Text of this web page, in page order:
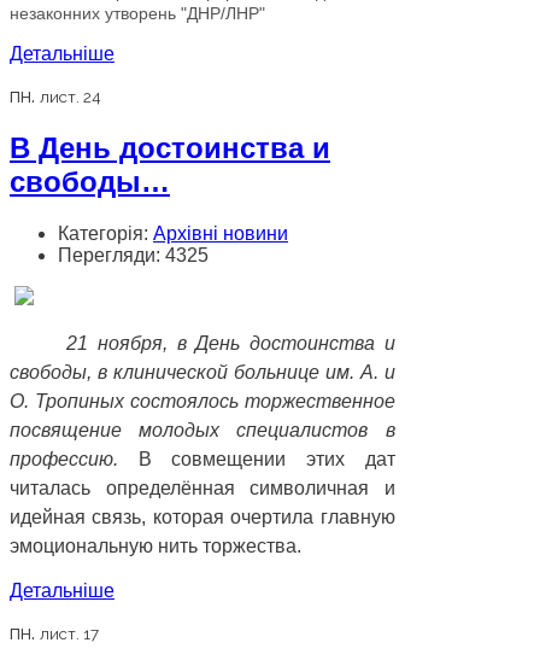
незаконних утворень "ДНР/ЛНР"
Детальніше
пн. лист. 24
В День достоинства и
свободы…
Категорія: Архівні новини
Перегляди: 4325
21 ноября, в День достоинства и
свободы, в клинической больнице им. А. и
О. Тропиных состоялось торжественное
посвящение молодых специалистов в
профессию. В совмещении этих дат
читалась определённая символичная и
идейная связь, которая очертила главную
эмоциональную нить торжества.
Детальніше
пн. лист. 17